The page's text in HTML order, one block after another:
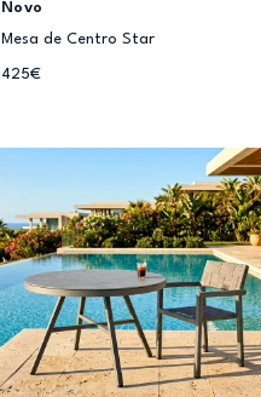
Novo
Mesa de Centro Star
425€